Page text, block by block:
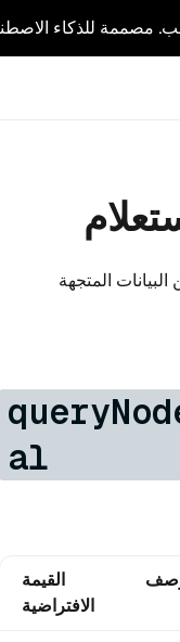
المتجهة
al
القيمة
الافتراضية